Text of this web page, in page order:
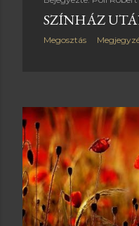
SZÍNHÁZ
Megosztás